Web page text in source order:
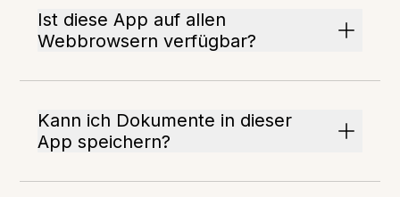
Ist diese App auf allen
Webbrowsern verfügbar?
Kann ich Dokumente in dieser
App speichern?